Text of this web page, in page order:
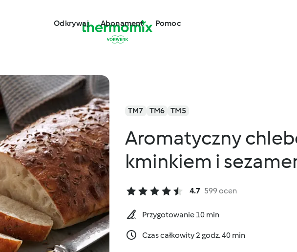
Odkrywaj Abonament Pomoc
TM7 TM6 TM5
Aromatyczny
kminkiem i
4.7 599 ocen
Przygotowanie 10 min
Czas całkowity 2 godz. 40 min